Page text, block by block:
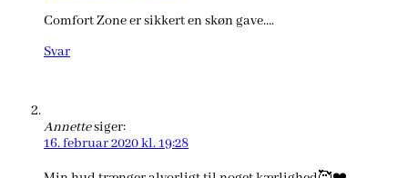
Comfort Zone er sikkert en skøn gave….
Svar
Annettesiger:
16. februar 2020 kl. 19:28